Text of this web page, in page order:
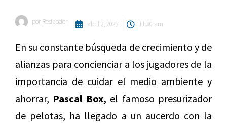
por Redaccion abril 2, 2023 11:30 am
En su constante búsqueda de crecimiento y de
alianzas para concienciar a los jugadores de la
importancia de cuidar el medio ambiente y
ahorrar, Pascal Box, el famoso presurizador
de pelotas, ha llegado a un aucerdo con la